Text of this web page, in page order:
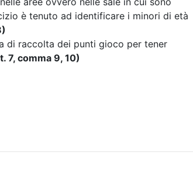
è tenuto ad identificare i minori di età
di raccolta dei punti gioco per tener
7, comma 9, 10)